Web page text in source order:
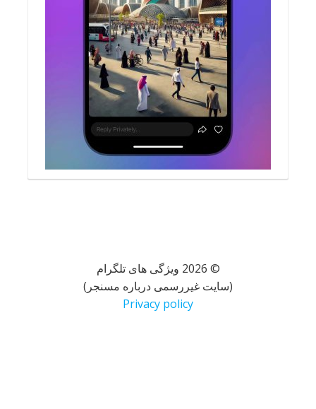
© 2026 ویژگی های تلگرام
(سایت غیررسمی درباره مسنجر)
Privacy policy